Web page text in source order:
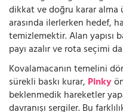
dikkat ve doğru karar alma
arasında ilerlerken hedef,
temizlemektir. Alan yapısı
payı azalır ve rota seçimi
Kovalamacanın temelini
sürekli baskı kurar, Pinky
beklenmedik hareketler